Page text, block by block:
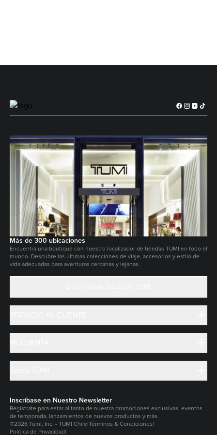
Más de 300 ubicaciones
Encuentra una boutique con nuestro localizador de tiendas TUMI en todo el
mundo. Descubre las últimas colecciones de viaje, accesorios y estilo de
vida adecuadas para aventuras cercanas y lejanas.
Inscríbase en Nuestro Newsletter
Regístrate para estar al tanto de nuestra promociones exclusivas, eventos
de temporada, lanzamientos de nuevos productos y más.
©2026 Tumi, Inc. - TUMI Chile|Términos & Condiciones|
Política de Privacidad|